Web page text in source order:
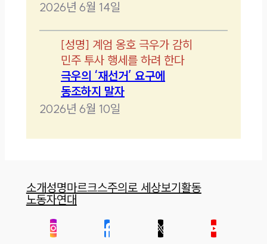
2026년 6월 14일
[성명] 계엄 옹호 극우가 감히
민주 투사 행세를 하려 한다
극우의 ‘재선거’ 요구에
동조하지 말자
2026년 6월 10일
소개성명마르크스주의로 세상보기활동
노동자연대